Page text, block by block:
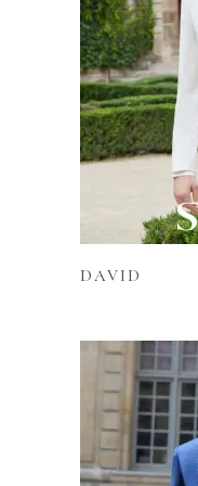
DAVID